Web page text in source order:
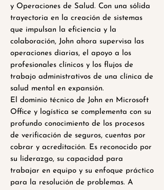
y Operaciones de Salud. Con una sólida
trayectoria en la creación de sistemas
que impulsan la eficiencia y la
colaboración, John ahora supervisa las
operaciones diarias, el apoyo a los
profesionales clínicos y los flujos de
trabajo administrativos de una clínica de
salud mental en expansión.
El dominio técnico de John en Microsoft
Office y logística se complementa con su
profundo conocimiento de los procesos
de verificación de seguros, cuentas por
cobrar y acreditación. Es reconocido por
su liderazgo, su capacidad para
trabajar en equipo y su enfoque práctico
para la resolución de problemas. A